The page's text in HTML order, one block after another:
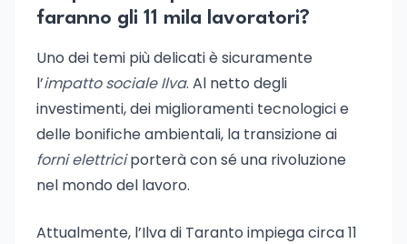
faranno gli 11 mila lavoratori?
Uno dei temi più delicati è sicuramente
l’impatto sociale Ilva. Al netto degli
investimenti, dei miglioramenti tecnologici e
delle bonifiche ambientali, la transizione ai
forni elettriciporterà con sé una rivoluzione
nel mondo del lavoro.
Attualmente, l’Ilva di Taranto impiega circa 11